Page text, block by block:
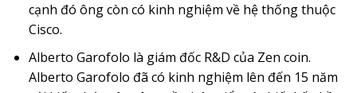
cạnh đó ông còn có kinh nghiệm về hệ thống thuộc
Cisco.
Alberto Garofolo là giám đốc R&D của Zen coin.
Alberto Garofolo đã có kinh nghiệm lên đến 15 năm